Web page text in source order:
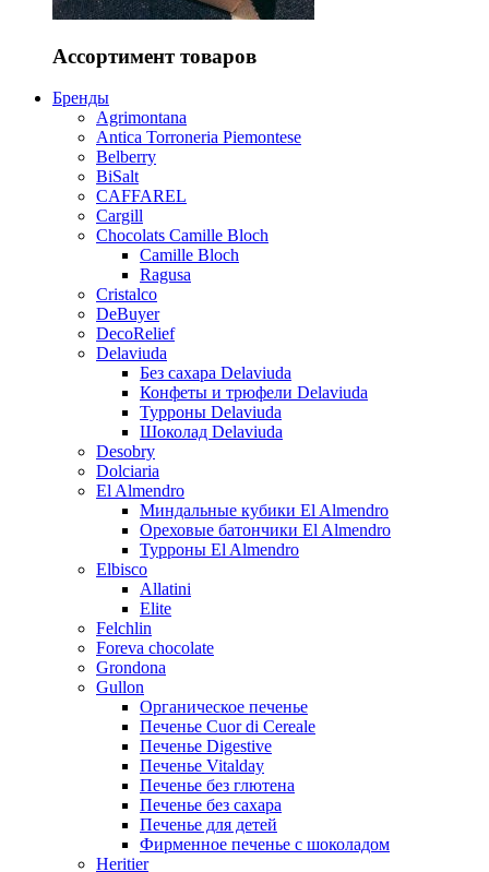
Ассортимент товаров
Бренды
Agrimontana
Antica Torroneria Piemontese
Belberry
BiSalt
CAFFAREL
Cargill
Chocolats Camille Bloch
Camille Bloch
Ragusa
Cristalco
DeBuyer
DecoRelief
Delaviuda
Без сахара Delaviuda
Конфеты и трюфели Delaviuda
Турроны Delaviuda
Шоколад Delaviuda
Desobry
Dolciaria
El Almendro
Миндальные кубики El Almendro
Ореховые батончики El Almendro
Турроны El Almendro
Elbisco
Allatini
Elite
Felchlin
Foreva chocolate
Grondona
Gullon
Органическое печенье
Печенье Cuor di Cereale
Печенье Digestive
Печенье Vitalday
Печенье без глютена
Печенье без сахара
Печенье для детей
Фирменное печенье с шоколадом
Heritier